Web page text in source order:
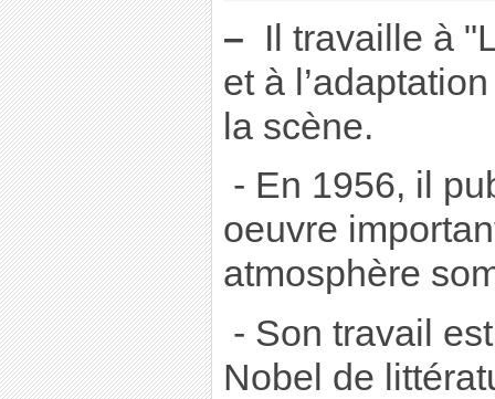
– Il travaille à
et à
la scène.
- En 1956, il
oeuvre
atmosphère
- Son travail
Nobel de